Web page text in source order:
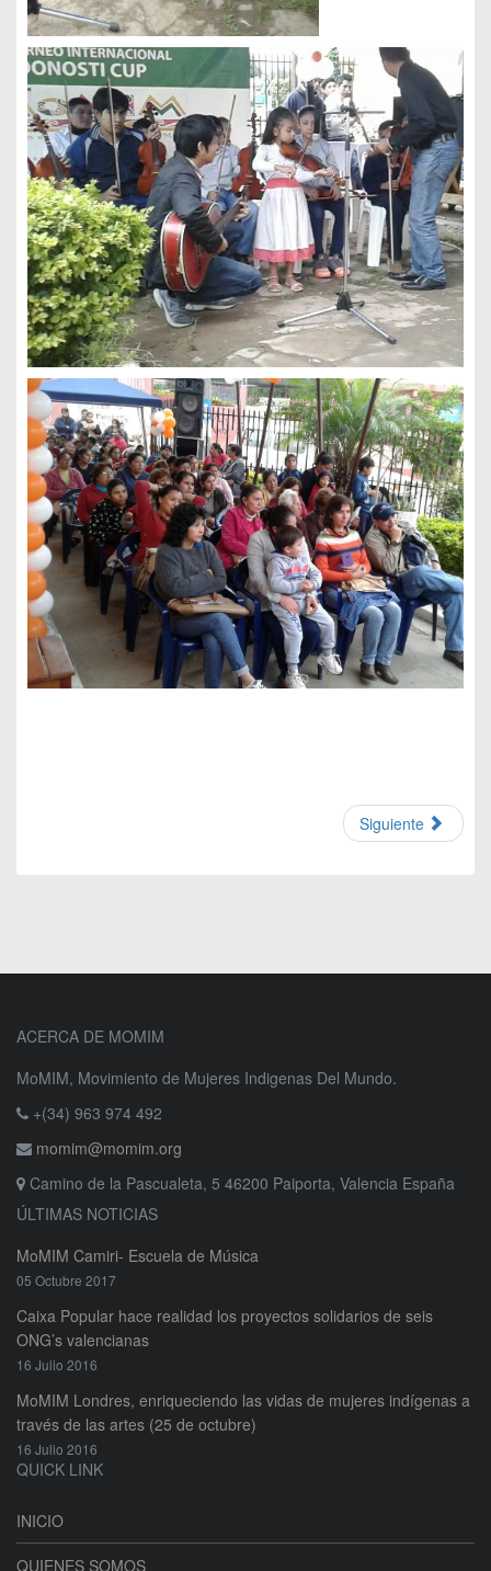
Siguiente
ACERCA DE MOMIM
MoMIM, Movimiento de Mujeres Indigenas Del Mundo.
+(34) 963 974 492
momim@momim.org
Camino de la Pascualeta, 5 46200 Paiporta, Valencia España
ÚLTIMAS NOTICIAS
MoMIM Camiri- Escuela de Música
05 Octubre 2017
Caixa Popular hace realidad los proyectos solidarios de seis
ONG’s valencianas
16 Julio 2016
MoMIM Londres, enriqueciendo las vidas de mujeres indígenas a
través de las artes (25 de octubre)
16 Julio 2016
QUICK LINK
INICIO
QUIENES SOMOS